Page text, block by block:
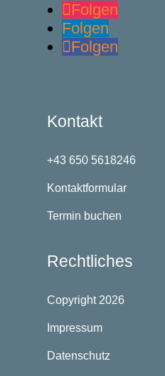
Folgen
Folgen
Folgen
Kontakt
+43 650 5618246
Kontaktformular
Termin buchen
Rechtliches
Copyright 2026
Impressum
Datenschutz